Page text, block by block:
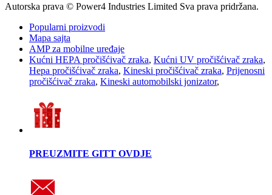
Autorska prava © Power4 Industries Limited Sva prava pridržana.
Popularni proizvodi
Mapa sajta
AMP za mobilne uređaje
Kućni HEPA pročišćivač zraka, Kućni UV pročišćivač zraka,
Hepa pročišćivač zraka, Kineski pročišćivač zraka, Prijenosni
pročišćivač zraka, Kineski automobilski jonizator,
PREUZMITE GITT OVDJE